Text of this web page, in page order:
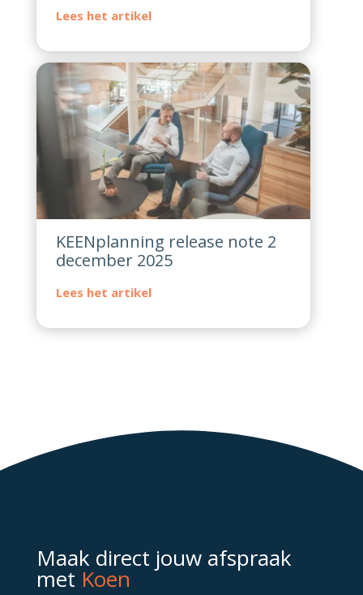
KEENplanning release note 2
december 2025
Maak direct jouw afspraak
met Koen